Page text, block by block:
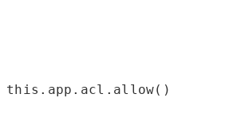
this.app.acl.allow()